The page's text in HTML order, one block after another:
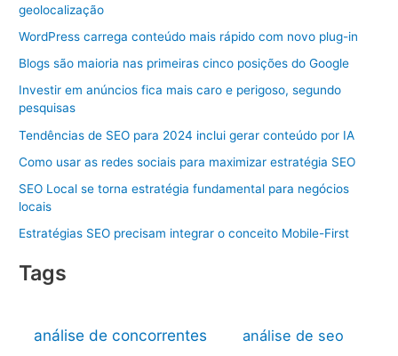
geolocalização
WordPress carrega conteúdo mais rápido com novo plug-in
Blogs são maioria nas primeiras cinco posições do Google
Investir em anúncios fica mais caro e perigoso, segundo
pesquisas
Tendências de SEO para 2024 inclui gerar conteúdo por IA
Como usar as redes sociais para maximizar estratégia SEO
SEO Local se torna estratégia fundamental para negócios
locais
Estratégias SEO precisam integrar o conceito Mobile-First
Tags
análise de concorrentes análise de seo